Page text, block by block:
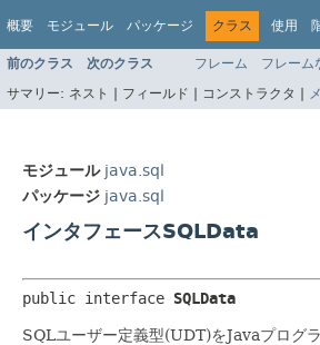
概要 モジュール パッケージ クラス 使用
前のクラス 次のクラス フレーム フレーム
サマリー: ネスト | フィールド | コンストラクタ |
モジュール java.sql
パッケージ java.sql
インタフェースSQLData
public interface SQLData
SQLユーザー定義型(UDT)をJavaプログ